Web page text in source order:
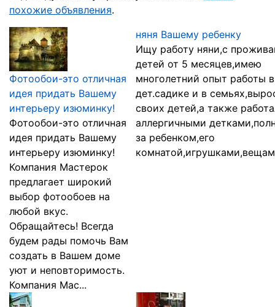
похожие объявления.
Фотообои-это отличная
идея придать Вашему
интерьеру изюминку!
Фотообои-это отличная
идея придать Вашему
интерьеру изюминку!
Компания Мастерок
предлагает широкий
выбор фотообоев на
любой вкус.
Обращайтесь! Всегда
будем рады помочь Вам
создать в Вашем доме
уют и неповторимость.
Компания Мас...
няня Вашему ребенку
Ищу работу няни,с
детей от 5 месяцев,имею
многолетний опыт работы в
дет.садике и в
своих детей,а также
аллергичными
за ребенком,его